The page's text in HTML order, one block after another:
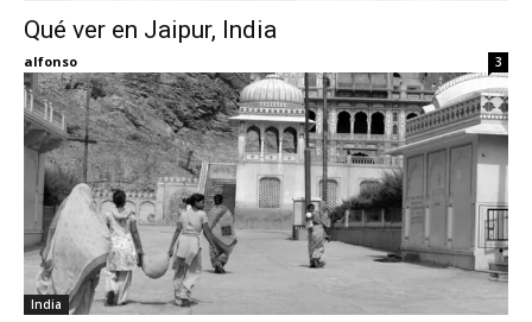
Qué ver en Jaipur, India
alfonso 3
India